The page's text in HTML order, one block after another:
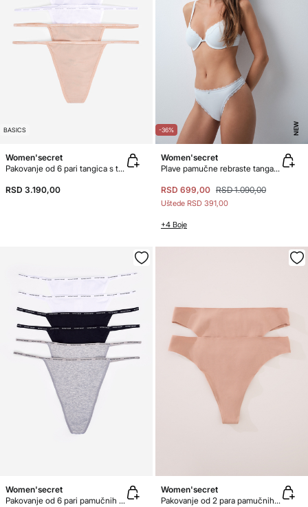
BASICS
Women'secret
Pakovanje od 6 pari tangica s trakom od mikrovlakna
RSD 3.190,00
-36% NEW
Women'secret
Plave pamučne rebraste tanga gaćice
RSD 699,00 RSD 1.090,00
Uštede RSD 391,00
+4 Boje
Women'secret
Pakovanje od 6 pari pamučnih tangica
Women'secret
Pakovanje od 2 para pamučnih tangica bez šavova